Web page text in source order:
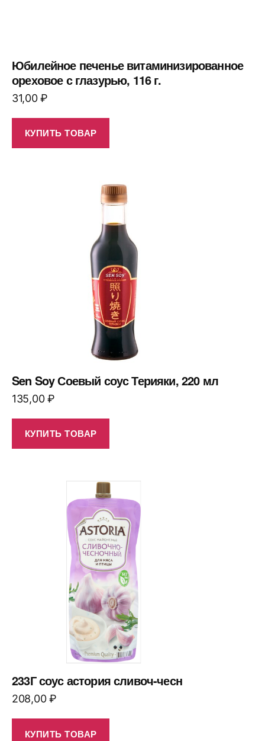
Юбилейное печенье витаминизированное
ореховое с глазурью, 116 г.
31,00₽
КУПИТЬ ТОВАР
Sen Soy Соевый соус Терияки, 220 мл
135,00₽
КУПИТЬ ТОВАР
233Г соус астория сливоч-чесн
208,00₽
КУПИТЬ ТОВАР